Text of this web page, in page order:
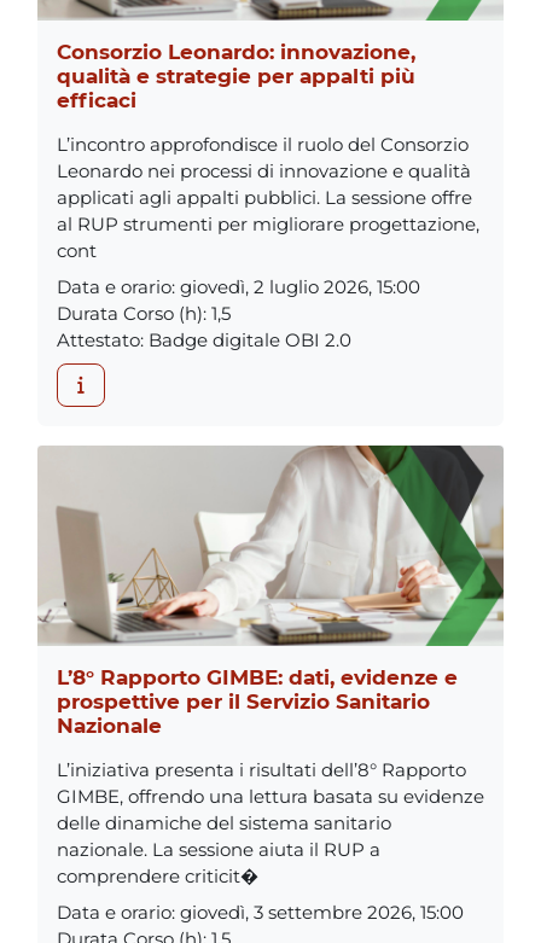
Consorzio Leonardo: innovazione,
qualità e strategie per appalti più
efficaci
L’incontro approfondisce il ruolo del Consorzio
Leonardo nei processi di innovazione e qualità
applicati agli appalti pubblici. La sessione offre
al RUP strumenti per migliorare progettazione,
cont
Data e orario: giovedì, 2 luglio 2026, 15:00
Durata Corso (h): 1,5
Attestato: Badge digitale OBI 2.0
L’8° Rapporto GIMBE: dati, evidenze e
prospettive per il Servizio Sanitario
Nazionale
L’iniziativa presenta i risultati dell’8° Rapporto
GIMBE, offrendo una lettura basata su evidenze
delle dinamiche del sistema sanitario
nazionale. La sessione aiuta il RUP a
comprendere criticit�
Data e orario: giovedì, 3 settembre 2026, 15:00
Durata Corso (h): 1,5